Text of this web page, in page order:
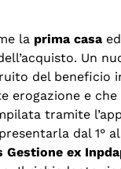
la prima casa
Un
del beneficio
erogazione e che
tramite
dal 1° al
Gestione ex